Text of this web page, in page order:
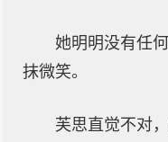
她明明没有任
抹微笑。
芙思直觉不对